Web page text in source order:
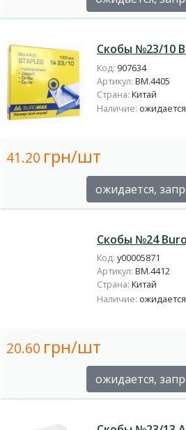
Скобы №23/10
Код: 907634
Артикул: BM.4405
Страна: Китай
Наличие: ожидается
41.20 грн/шт
ожидается,
Скобы №24
Код: у00005871
Артикул: BM.4412
Страна: Китай
Наличие: ожидается
20.60 грн/шт
ожидается,